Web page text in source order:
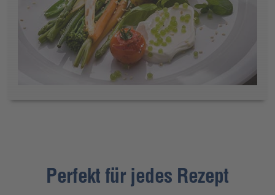
Perfekt für jedes Rezept